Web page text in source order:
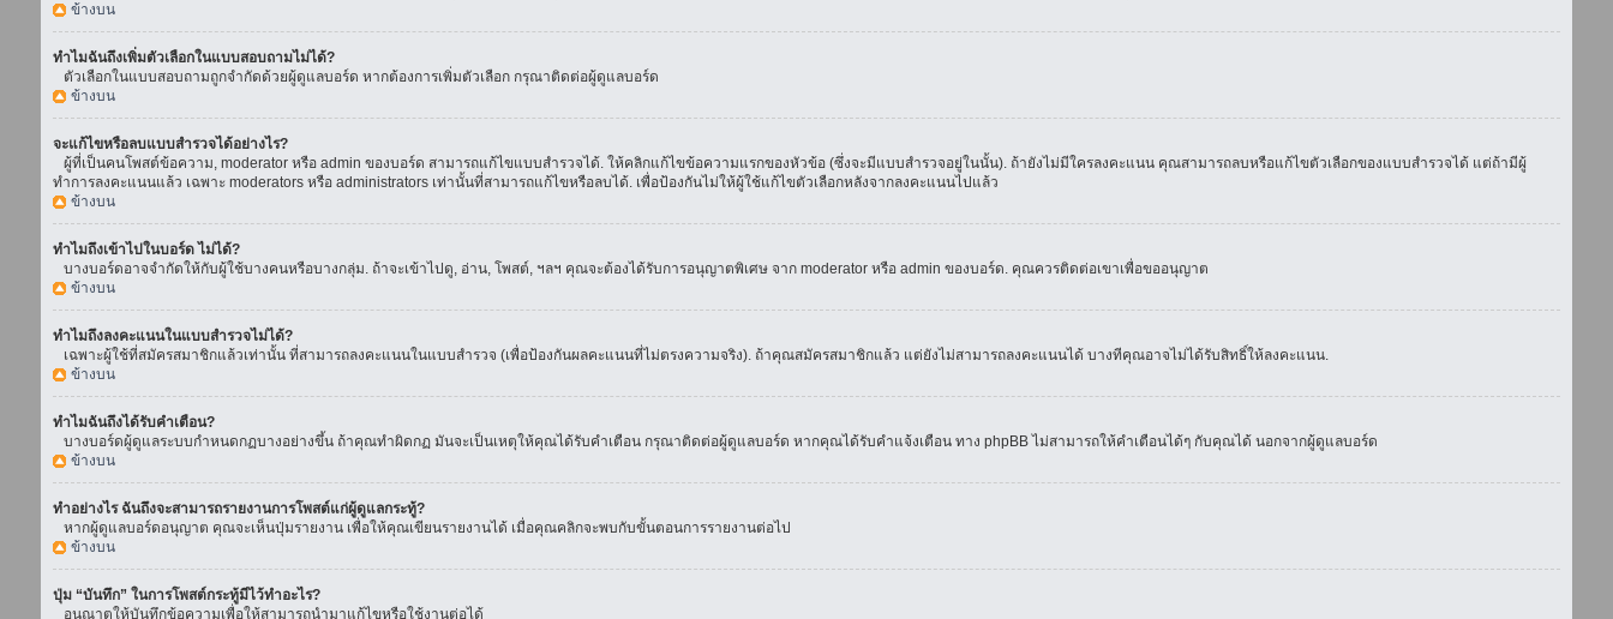
ข้างบน
ทำไมฉันถึงเพิ่มตัวเลือกในแบบสอบถามไม่ได้?
ตัวเลือกในแบบสอบถามถูกจำกัดด้วยผู้ดูแลบอร์ด หากต้องการเพิ่มตัวเลือก กรุณาติดต่อผู้ดูแลบอร์ด
ข้างบน
จะแก้ไขหรือลบแบบสำรวจได้อย่างไร?
ผู้ที่เป็นคนโพสต์ข้อความ, moderator หรือ admin ของบอร์ด สามารถแก้ไขแบบสำรวจได้. ให้คลิกแก้ไขข้อความแรกของหัวข้อ (ซึ่งจะมีแบบสำรวจอยู่ในนั้น). ถ้ายังไม่มีใครลงคะแนน คุณสามารถลบหรือแก้ไขตัวเลือกของแบบสำรวจได้ แต่ถ้ามีผู้
ทำการลงคะแนนแล้ว เฉพาะ moderators หรือ administrators เท่านั้นที่สามารถแก้ไขหรือลบได้. เพื่อป้องกันไม่ให้ผู้ใช้แก้ไขตัวเลือกหลังจากลงคะแนนไปแล้ว
ข้างบน
ทำไมถึงเข้าไปในบอร์ด ไม่ได้?
บางบอร์ดอาจจำกัดให้กับผู้ใช้บางคนหรือบางกลุ่ม. ถ้าจะเข้าไปดู, อ่าน, โพสต์, ฯลฯ คุณจะต้องได้รับการอนุญาตพิเศษ จาก moderator หรือ admin ของบอร์ด. คุณควรติดต่อเขาเพื่อขออนุญาต
ข้างบน
ทำไมถึงลงคะแนนในแบบสำรวจไม่ได้?
เฉพาะผู้ใช้ที่สมัครสมาชิกแล้วเท่านั้น ที่สามารถลงคะแนนในแบบสำรวจ (เพื่อป้องกันผลคะแนนที่ไม่ตรงความจริง). ถ้าคุณสมัครสมาชิกแล้ว แต่ยังไม่สามารถลงคะแนนได้ บางทีคุณอาจไม่ได้รับสิทธิ์ให้ลงคะแนน.
ข้างบน
ทำไมฉันถึงได้รับคำเตือน?
บางบอร์ดผู้ดูแลระบบกำหนดกฏบางอย่างขึ้น ถ้าคุณทำผิดกฏ มันจะเป็นเหตุให้คุณได้รับคำเตือน กรุณาติดต่อผู้ดูแลบอร์ด หากคุณได้รับคำแจ้งเตือน ทาง phpBB ไม่สามารถให้คำเตือนได้ๆ กับคุณได้ นอกจากผู้ดูแลบอร์ด
ข้างบน
ทำอย่างไร ฉันถึงจะสามารถรายงานการโพสต์แก่ผู้ดูแลกระทู้?
หากผู้ดูแลบอร์ดอนุญาต คุณจะเห็นปุ่มรายงาน เพื่อให้คุณเขียนรายงานได้ เมื่อคุณคลิกจะพบกับขั้นตอนการรายงานต่อไป
ข้างบน
ปุ่ม “บันทึก” ในการโพสต์กระทู้มีไว้ทำอะไร?
อนุณาตให้บันทึกข้อความเพื่อให้สามารถนำมาแก้ไขหรือใช้งานต่อได้